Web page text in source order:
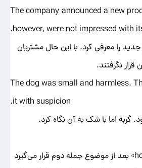
The company announced a new
however, were not impressed with
را معرفی کرد. با این حال مشتریان
نگرفتند.
The dog was small and harmless.
it with suspicion.
اما با شک به آن نگاه کرد.
در این مثال‌ها، «however» بعد از موضوع جمله دوم قرار می‌گیرد